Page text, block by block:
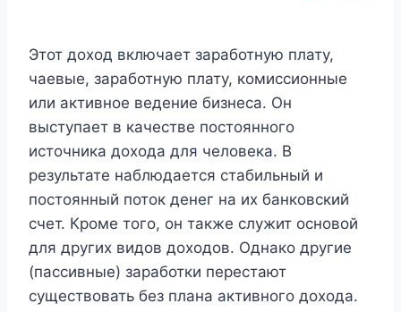
Этот доход включает заработную плату,
чаевые, заработную плату, комиссионные
или активное ведение бизнеса. Он
выступает в качестве постоянного
источника дохода для человека. В
результате наблюдается стабильный и
постоянный поток денег на их банковский
счет. Кроме того, он также служит основой
для других видов доходов. Однако другие
(пассивные) заработки перестают
существовать без плана активного дохода.